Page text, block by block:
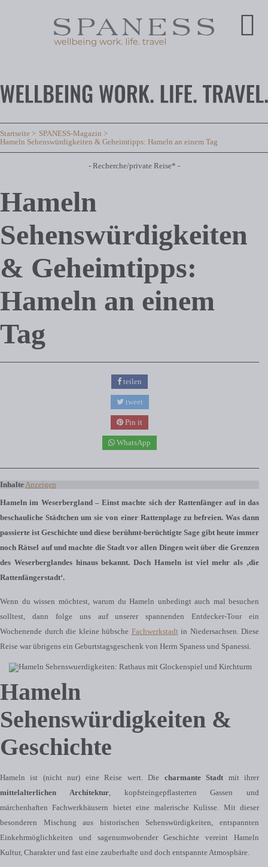
Startseite
SPANESS-Magazin
Hameln Sehenswürdigkeiten & Geheimtipps: Hameln an einem Tag
- Recherche/private Reise* -
Hameln
Sehenswürdigkeiten
& Geheimtipps:
Hameln an einem
Tag
teilen
tweet
Pin it
WhatsApp
Inhalte Anzeigen
Hameln im Weserbergland – Einst machte sich der Rattenfänger auf in das
beschauliche Städtchen um sie von einer Rattenplage zu befreien. Was dann
passierte ist Geschichte und diese berühmt-berüchtigte Sage gibt heute immer
noch Rätsel auf und machte die Stadt vor allen Dingen weit über die Grenzen
des Weserberglandes hinaus bekannt. Doch Hameln ist viel mehr als ‚die
Rattenfängerstadt‘.
Wenn du wissen möchtest, warum du Hameln unbedingt auch mal besuchen
solltest, dann folge uns auf unserer spannenden Entdecker-Tour ein
Wochenende durch die kleine hübsche Fachwerkstadt in Niedersachsen. Diese
Reise war übrigens ein Geburtstagsgeschenk von Herrn Spaness und Spanessi.
Hameln
Sehenswürdigkeiten &
Geschichte
Hameln ist (nicht nur) eine Reise wert. Die charmante Stadt mit ihrer
mittelalterlichen Architektur, kopfsteingepflasterten Gassen und
märchenhaften Fachwerkhäusern bietet eine malerische Kulisse. Mit dieser
besonderen Mischung aus historischen Sehenswürdigkeiten, entspannten
Einkehrmöglichkeiten und sagenumwobender Geschichte vereint Hameln
Kultur, Charakter und fast eine zauberhafte und doch entspannte Atmosphäre.